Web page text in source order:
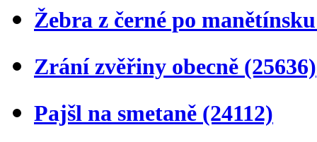
Žebra z černé po
Zrání zvěřiny obecně (25636)
Pajšl na smetaně (24112)